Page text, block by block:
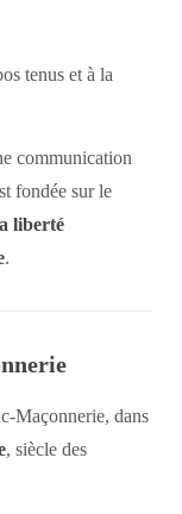
tenus et à la
communication
fondée sur le
liberté
.
Maçonnerie, dans
, siècle des